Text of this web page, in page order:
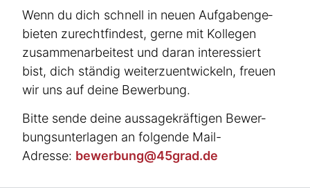
Wenn du dich schnell in neuen Aufga­ben­ge­
bieten zurecht­findest, gerne mit Kollegen
zusam­me­n­a­r­beitest und daran inter­es­siert
bist, dich ständig weiter­zu­ent­wi­ckeln, freuen
wir uns auf deine Bewerbung.
Bitte sende deine aussa­ge­kräf­tigen Bewer­
bungs­un­ter­lagen an folgende Mail-
Adresse: bewer­bung@45grad.de